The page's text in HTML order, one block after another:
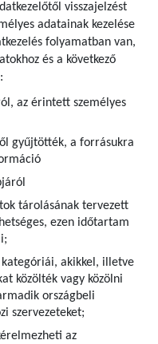
visszajelzést
adatainak kezelése
folyamatban van,
és a következő
az érintett személyes
gyűjtötték, a forrásukra
tárolásának tervezett
ezen időtartam
akikkel, illetve
közölték vagy közölni
országbeli
szervezeteket;
az